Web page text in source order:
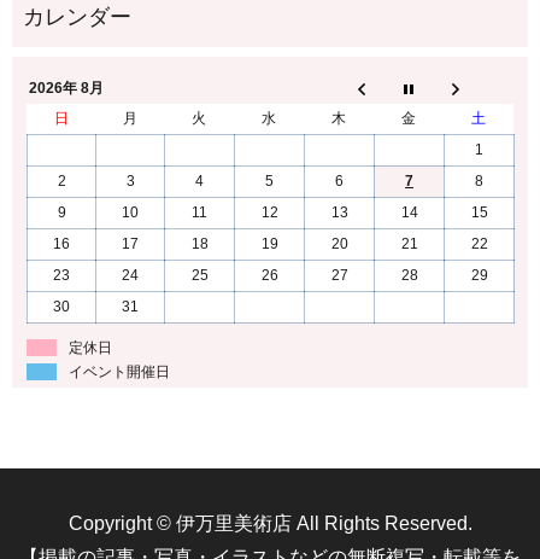
2026年 8月
日
月 火 水 木 金
土
1
2
3 4 5 6 7
8
9
10 11 12 13 14
15
16
17 18 19 20 21
22
23
24 25 26 27 28
29
30
31
定休日
イベント開催日
Copyright © 伊万里美術店 All Rights Reserved.